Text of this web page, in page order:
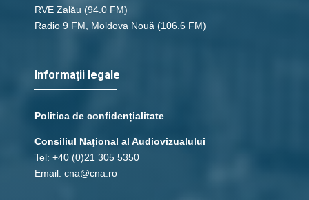
RVE Zalău (94.0 FM)
Radio 9 FM, Moldova Nouă (106.6 FM)
Informații legale
Politica de confidențialitate
Consiliul Naţional al Audiovizualului
Tel: +40 (0)21 305 5350
Email: cna@cna.ro